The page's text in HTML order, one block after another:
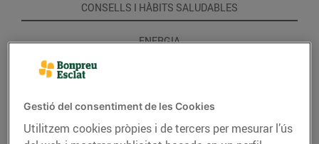
CONSELLS I HÀBITS SALUDABLES
ENERGIA
GASTRONOMIA I TRADICIONS
RECEPTES
Gestió del consentiment de les Cookies
Utilitzem cookies pròpies i de tercers per mesurar l’ús